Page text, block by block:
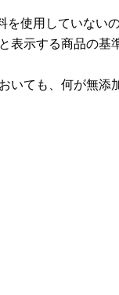
を使用していない
示する商品の基
いても、何が無